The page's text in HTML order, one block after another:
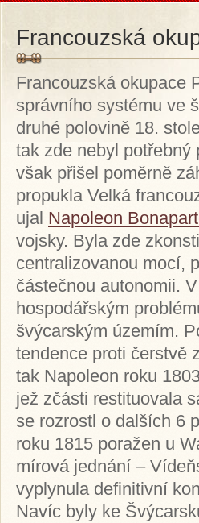
Francouzská
Francouzská okupace
správního systému ve
druhé polovině 18.
tak zde nebyl potřebný
však přišel poměrně
propukla Velká
ujal Napoleon
vojsky. Byla zde
centralizovanou mocí,
částečnou autonomii.
hospodářským
švýcarským územím.
tendence proti čerstvě
tak Napoleon roku
jež zčásti restituovala
se rozrostl o dalších 6
roku 1815 poražen u
mírová jednání –
vyplynula definitivní
Navíc byly ke